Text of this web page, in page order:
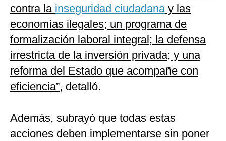
contra la inseguridad ciudadanay las
economías ilegales; un programa de
formalización laboral integral; la defensa
irrestricta de la inversión privada; y una
reforma del Estado que acompañe con
eficiencia”, detalló.
Además, subrayó que todas estas
acciones deben implementarse sin poner